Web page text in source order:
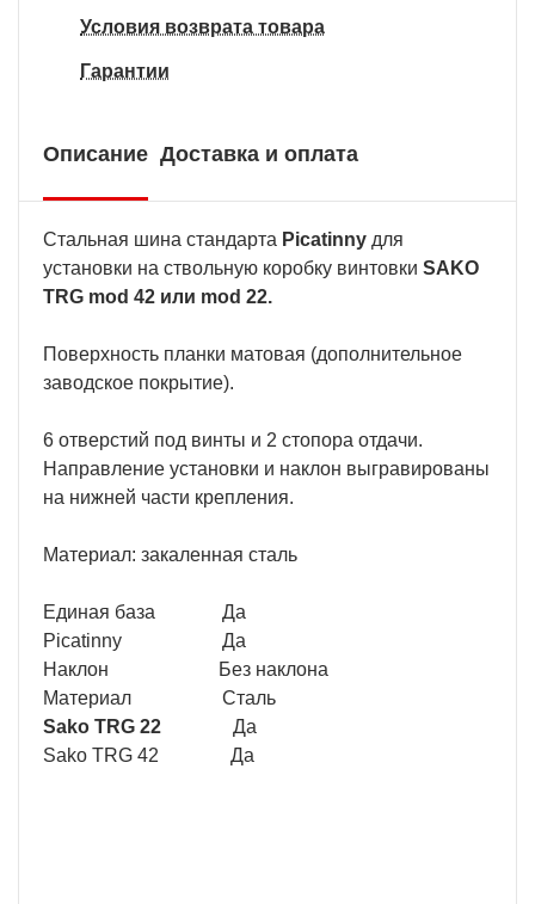
Условия возврата товара
Гарантии
Описание Доставка и оплата
Стальная шина стандарта Picatinny для
установки на ствольную коробку винтовки SAKO
TRG mod 42 или mod 22.
Поверхность планки матовая (дополнительное
заводское покрытие).
6 отверстий под винты и 2 стопора отдачи.
Направление установки и наклон выгравированы
на нижней части крепления.
Материал: закаленная сталь
Единая база Да
Picatinny Да
Наклон Без наклона
Материал Сталь
Sako TRG 22
Да
Sako TRG 42 Да